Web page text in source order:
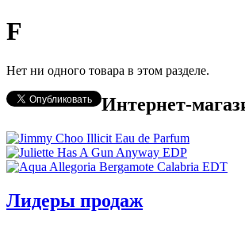
F
Нет ни одного товара в этом разделе.
Интернет-
Лидеры продаж